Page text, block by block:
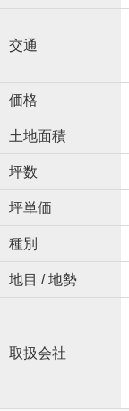
交通
価格
土地面積
坪数
坪単価
種別
地目 / 地勢
取扱会社